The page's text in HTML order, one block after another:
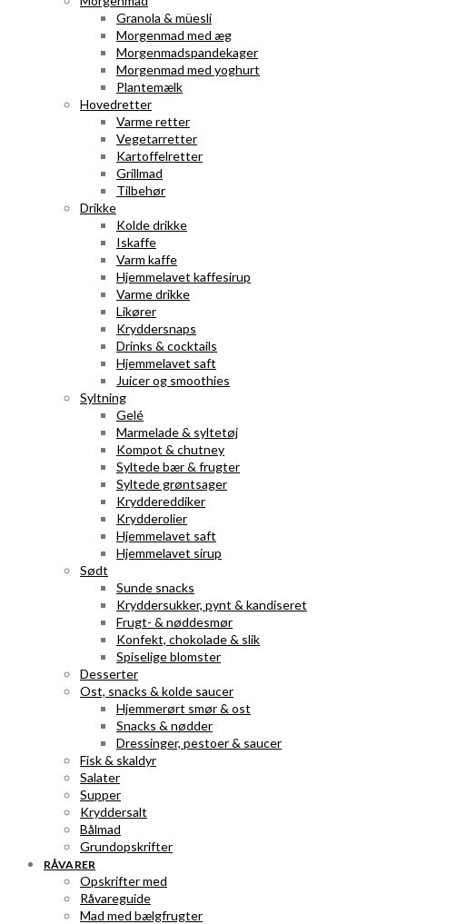
Granola & müesli
Morgenmad med æg
Morgenmadspandekager
Morgenmad med yoghurt
Plantemælk
Hovedretter
Varme retter
Vegetarretter
Kartoffelretter
Grillmad
Tilbehør
Drikke
Kolde drikke
Iskaffe
Varm kaffe
Hjemmelavet kaffesirup
Varme drikke
Likører
Kryddersnaps
Drinks & cocktails
Hjemmelavet saft
Juicer og smoothies
Syltning
Gelé
Marmelade & syltetøj
Kompot & chutney
Syltede bær & frugter
Syltede grøntsager
Kryddereddiker
Krydderolier
Hjemmelavet saft
Hjemmelavet sirup
Sødt
Sunde snacks
Kryddersukker, pynt & kandiseret
Frugt- & nøddesmør
Konfekt, chokolade & slik
Spiselige blomster
Desserter
Ost, snacks & kolde saucer
Hjemmerørt smør & ost
Snacks & nødder
Dressinger, pestoer & saucer
Fisk & skaldyr
Salater
Supper
Kryddersalt
Bålmad
Grundopskrifter
RÅVARER
Opskrifter med
Råvareguide
Mad med bælgfrugter